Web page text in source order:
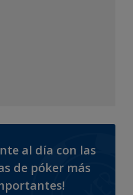
al día con las
de póker más